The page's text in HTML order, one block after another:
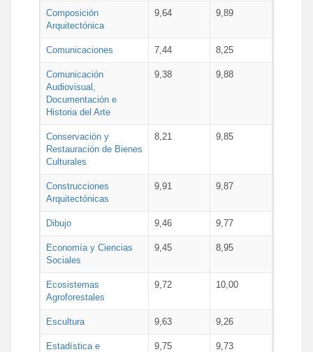
Composición
Arquitectónica
9,64 9,89
Comunicaciones 7,44 8,25
Comunicación
Audiovisual,
Documentación e
Historia del Arte
9,38 9,88
Conservación y
Restauración de Bienes
Culturales
8,21 9,85
Construcciones
Arquitectónicas
9,91 9,87
Dibujo 9,46 9,77
Economía y Ciencias
Sociales
9,45 8,95
Ecosistemas
Agroforestales
9,72 10,00
Escultura 9,63 9,26
Estadística e
9,75 9,73